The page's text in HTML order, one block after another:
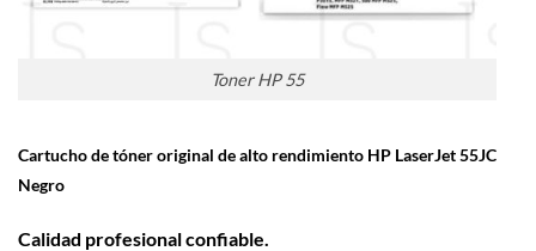
Toner HP 55
Cartucho de tóner original de alto rendimiento HP LaserJet 55JC
Negro
Calidad profesional confiable.